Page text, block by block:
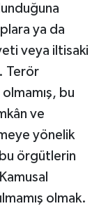
ya da
veya iltisaki
Terör
bu
ve
yönelik
bu örgütlerin
olmak.